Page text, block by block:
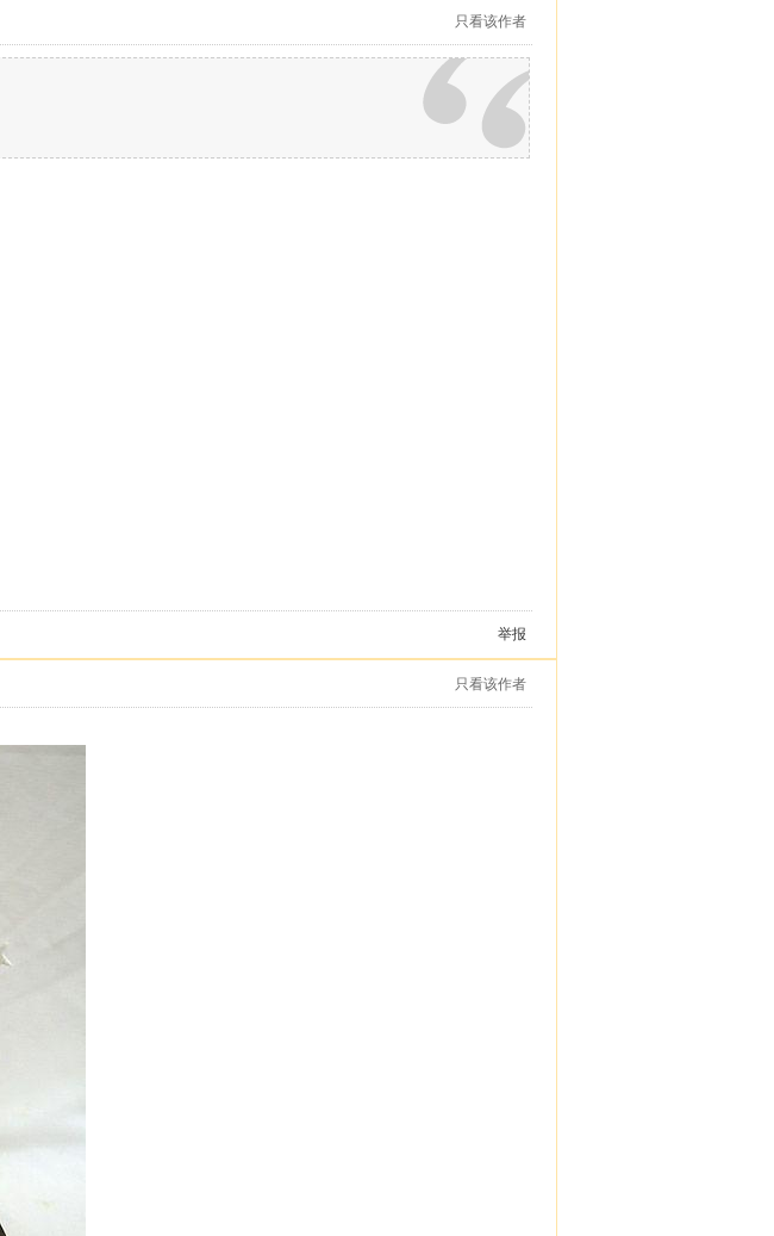
只看该作者
举报
只看该作者